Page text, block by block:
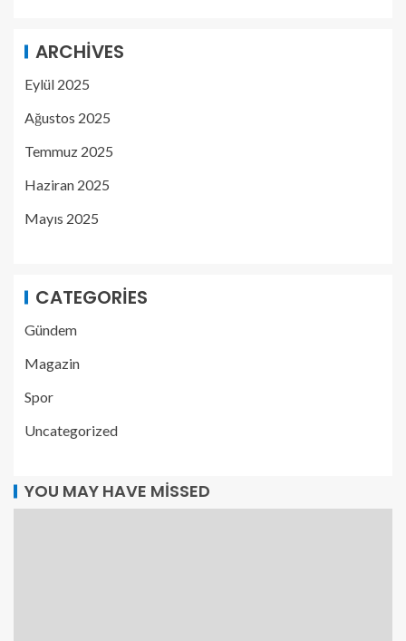
ARCHIVES
Eylül 2025
Ağustos 2025
Temmuz 2025
Haziran 2025
Mayıs 2025
CATEGORIES
Gündem
Magazin
Spor
Uncategorized
YOU MAY HAVE MISSED